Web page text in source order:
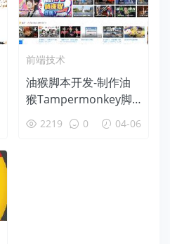
前端技术
油猴脚本开发-制作油
猴Tampermonkey脚
本需要哪些知识
2219 0 04-06